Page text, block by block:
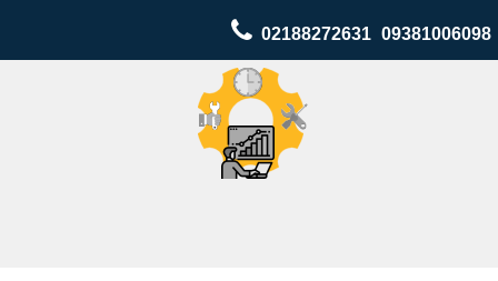
02188272631 09381006098